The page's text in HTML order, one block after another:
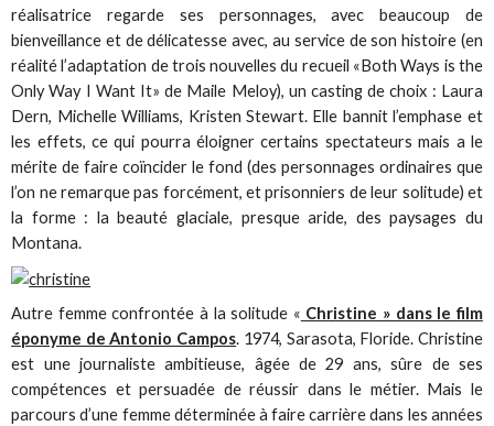
réalisatrice regarde ses personnages, avec beaucoup de
bienveillance et de délicatesse avec, au service de son histoire (en
réalité l’adaptation de trois nouvelles du recueil «Both Ways is the
Only Way I Want It» de Maile Meloy), un casting de choix : Laura
Dern, Michelle Williams, Kristen Stewart. Elle bannit l’emphase et
les effets, ce qui pourra éloigner certains spectateurs mais a le
mérite de faire coïncider le fond (des personnages ordinaires que
l’on ne remarque pas forcément, et prisonniers de leur solitude) et
la forme : la beauté glaciale, presque aride, des paysages du
Montana.
Autre femme confrontée à la solitude « Christine » dans le film
éponyme de Antonio Campos. 1974, Sarasota, Floride. Christine
est une journaliste ambitieuse, âgée de 29 ans, sûre de ses
compétences et persuadée de réussir dans le métier. Mais le
parcours d’une femme déterminée à faire carrière dans les années